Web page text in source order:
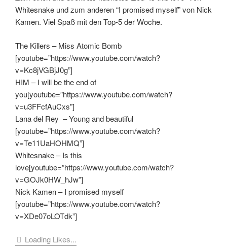
Whitesnake und zum anderen “I promised myself” von Nick
Kamen. Viel Spaß mit den Top-5 der Woche.
The Killers – Miss Atomic Bomb
[youtube=”https://www.youtube.com/watch?
v=Kc8jVGBjJ0g”]
HIM – I will be the end of
you[youtube=”https://www.youtube.com/watch?
v=u3FFcfAuCxs”]
Lana del Rey – Young and beautiful
[youtube=”https://www.youtube.com/watch?
v=Te11UaHOHMQ”]
Whitesnake – Is this
love[youtube=”https://www.youtube.com/watch?
v=GOJk0HW_hJw”]
Nick Kamen – I promised myself
[youtube=”https://www.youtube.com/watch?
v=XDe07oLOTdk”]
Loading Likes...